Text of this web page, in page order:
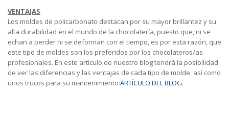
VENTAJAS
Los moldes de policarbonato destacan por su mayor brillantez y su
alta durabilidad en el mundo de la chocolatería, puesto que, ni se
echan a perder ni se deforman con el tiempo, es por esta razón, que
este tipo de moldes son los preferidos por los chocolateros/as
profesionales. En este artículo de nuestro blog tendrá la posibilidad
de ver las diferencias y las ventajas de cada tipo de molde, así como
unos trucos para su mantenimiento:ARTÍCULO DEL BLOG.